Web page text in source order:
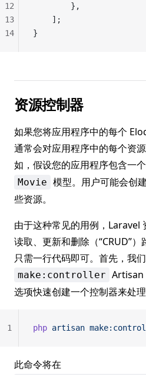
        },
    ];
}
12
13
14
资源控制器
如果您将应用程序中的每个
通常会对应用程序中的每个资
如，假设您的应用程序包含一个
Movie 模型。用户可能会创
些资源。
由于这种常见的用例，Laravel
读取、更新和删除（“CRUD”）
只需一行代码即可。首先，我
make:controller Artisan
选项快速创建一个控制器来处
php artisan
1
此命令将在